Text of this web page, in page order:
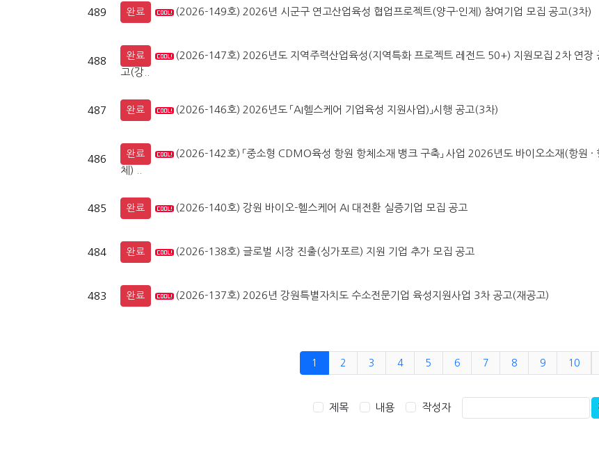
489 완료 (2026-149호) 2026년 시군구 연고산업육성 협업프로젝트(양구·인제) 참여기업 모집 공고(3차)
488 완료
(2026-147호) 2026년도 지역주력산업육성(지역특화 프로젝트 레전드 50+) 지원모집 2차 연장
고(강..
487 완료 (2026-146호) 2026년도 「AI헬스케어 기업육성 지원사업)」시행 공고(3차)
486 완료
(2026-142호) 「중소형 CDMO육성 항원 항체소재 뱅크 구축」 사업 2026년도 바이오소재(항원 ·
체) ..
485 완료 (2026-140호) 강원 바이오-헬스케어 AI 대전환 실증기업 모집 공고
484 완료 (2026-138호) 글로벌 시장 진출(싱가포르) 지원 기업 추가 모집 공고
483 완료 (2026-137호) 2026년 강원특별자치도 수소전문기업 육성지원사업 3차 공고(재공고)
1 2 3 4 5 6 7 8 9 10
제목 내용 작성자